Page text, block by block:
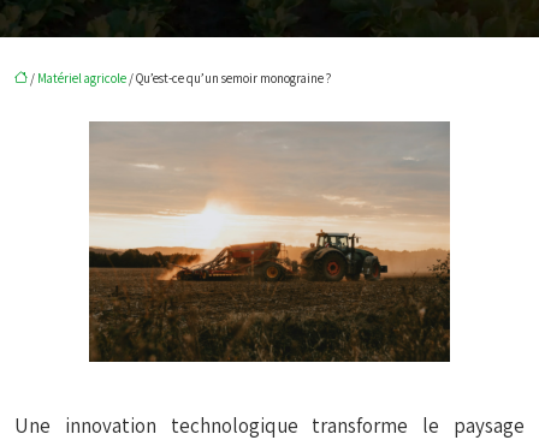
/ Matériel agricole / Qu’est-ce qu’un semoir monograine ?
Une innovation technologique transforme le paysage